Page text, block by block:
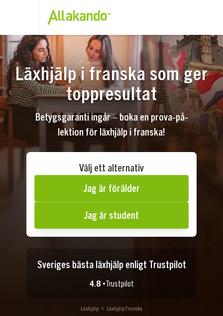
Läxhjälp i franska som ger
toppresultat
Betygsgaranti ingår – boka en prova-på-
lektion för läxhjälp i franska!
Välj ett alternativ
Jag är förälder
Jag är student
Sveriges bästa läxhjälp enligt Trustpilot
4.8 •Trustpilot
Läxhjälp Läxhjälp Franska